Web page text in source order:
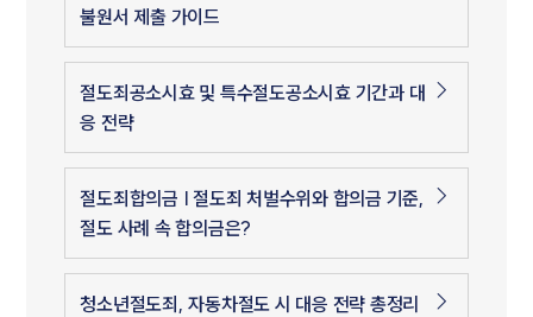
불원서 제출 가이드
절도죄공소시효 및 특수절도공소시효 기간과 대
응 전략
절도죄합의금 | 절도죄 처벌수위와 합의금 기준,
절도 사례 속 합의금은?
청소년절도죄, 자동차절도 시 대응 전략 총정리